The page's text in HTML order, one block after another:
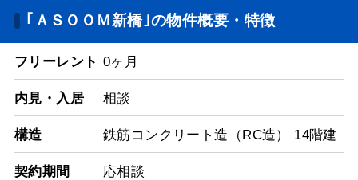
｢ＡＳＯＯＭ新橋｣の物件概要・特徴
フリーレント 0ヶ月
内見・入居 相談
構造 鉄筋コンクリート造（RC造） 14階建
契約期間 応相談